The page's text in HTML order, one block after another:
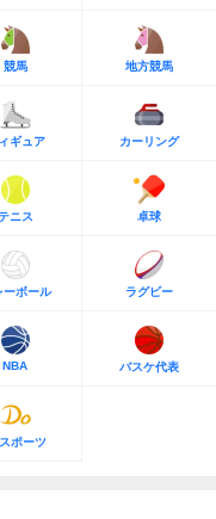
競馬 地方競馬
ギュア カーリング
ニス 卓球
ーボール ラグビー
NBA バスケ代表
ポーツ